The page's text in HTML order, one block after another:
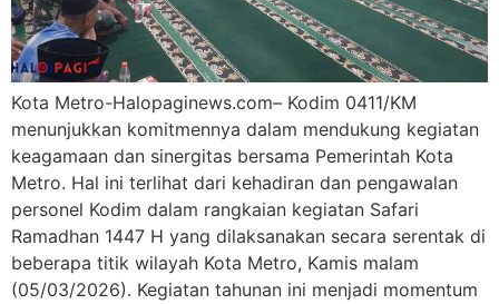
Kota Metro-Halopaginews.com– Kodim 0411/KM
menunjukkan komitmennya dalam mendukung kegiatan
keagamaan dan sinergitas bersama Pemerintah Kota
Metro. Hal ini terlihat dari kehadiran dan pengawalan
personel Kodim dalam rangkaian kegiatan Safari
Ramadhan 1447 H yang dilaksanakan secara serentak di
beberapa titik wilayah Kota Metro, Kamis malam
(05/03/2026). Kegiatan tahunan ini menjadi momentum